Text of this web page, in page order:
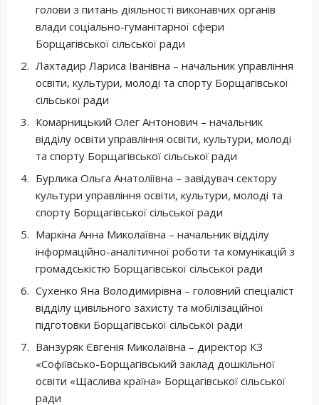
голови з питань діяльності виконавчих органів
влади соціально-гуманітарної сфери
Борщагівської сільської ради
Лахтадир Лариса Іванівна – начальник управління
освіти, культури, молоді та спорту Борщагівської
сільської ради
Комарницький Олег Антонович – начальник
відділу освіти управління освіти, культури, молоді
та спорту Борщагівської сільської ради
Бурлика Ольга Анатоліївна – завідувач сектору
культури управління освіти, культури, молоді та
спорту Борщагівської сільської ради
Маркіна Анна Миколаївна – начальник відділу
інформаційно-аналітичної роботи та комунікацій з
громадськістю Борщагівської сільської ради
Сухенко Яна Володимирівна – головний спеціаліст
відділу цивільного захисту та мобілізаційної
підготовки Борщагівської сільської ради
Ванзуряк Євгенія Миколаївна – директор КЗ
«Софіївсько-Борщагівський заклад дошкільної
освіти «Щаслива країна» Борщагівської сільської
ради